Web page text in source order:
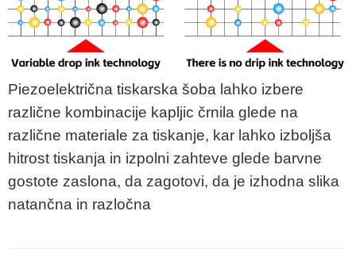
Piezoelektrična tiskarska šoba lahko izbere
različne kombinacije kapljic črnila glede na
različne materiale za tiskanje, kar lahko izboljša
hitrost tiskanja in izpolni zahteve glede barvne
gostote zaslona, da zagotovi, da je izhodna slika
natančna in razločna